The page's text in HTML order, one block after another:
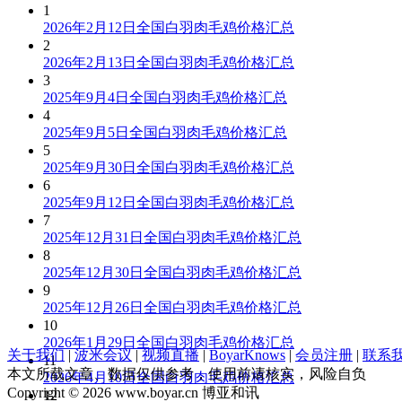
1
2026年2月12日全国白羽肉毛鸡价格汇总
2
2026年2月13日全国白羽肉毛鸡价格汇总
3
2025年9月4日全国白羽肉毛鸡价格汇总
4
2025年9月5日全国白羽肉毛鸡价格汇总
5
2025年9月30日全国白羽肉毛鸡价格汇总
6
2025年9月12日全国白羽肉毛鸡价格汇总
7
2025年12月31日全国白羽肉毛鸡价格汇总
8
2025年12月30日全国白羽肉毛鸡价格汇总
9
2025年12月26日全国白羽肉毛鸡价格汇总
10
2026年1月29日全国白羽肉毛鸡价格汇总
11
2026年4月10日全国白羽肉毛鸡价格汇总
12
关于我们 | 波米会议 | 视频直播 | BoyarKnows| 会员注册 | 联系
本文所载文章、数据仅供参考，使用前请核实，风险自负
Copyright © 2026 www.boyar.cn 博亚和讯